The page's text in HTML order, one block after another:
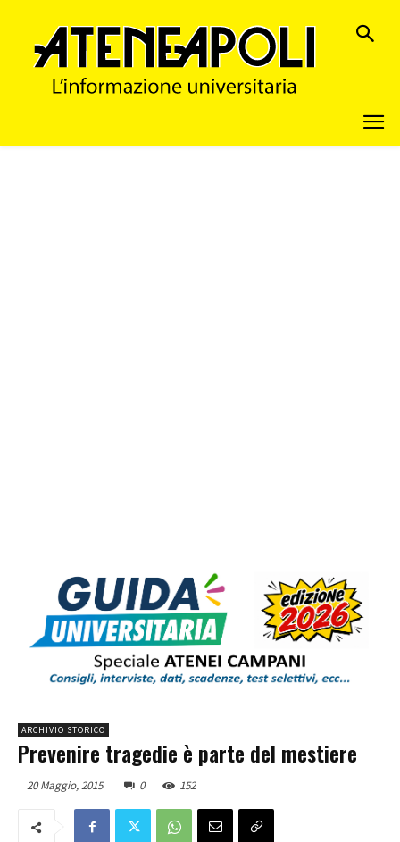
ARCHIVIO STORICO
Prevenire tragedie è parte del mestiere
20 Maggio, 2015 0 152